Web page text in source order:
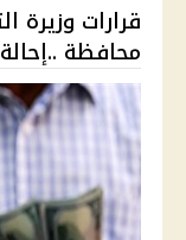
محافظة ..إحالة 81 حالة للنيابات...